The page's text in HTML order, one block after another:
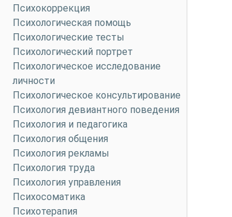
Психокоррекция
Психологическая помощь
Психологические тесты
Психологический портрет
Психологическое исследование
личности
Психологическое консультирование
Психология девиантного поведения
Психология и педагогика
Психология общения
Психология рекламы
Психология труда
Психология управления
Психосоматика
Психотерапия